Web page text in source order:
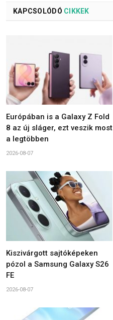
KAPCSOLÓDÓ CIKKEK
Európában is a Galaxy Z Fold
8 az új sláger, ezt veszik most
a legtöbben
2026-08-07
Kiszivárgott sajtóképeken
pózol a Samsung Galaxy S26
FE
2026-08-07